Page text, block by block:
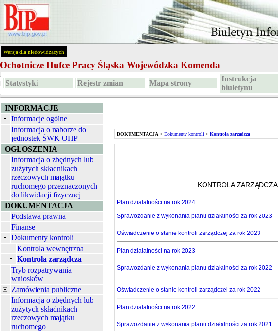
Wersja dla niedowidzących
Ochotnicze Hufce Pracy Śląska Wojewódzka Komenda
Statystyki Rejestr zmian Mapa strony
Instrukcja
biuletynu
INFORMACJE
Informacje ogólne
Informacja o naborze do
jednostek ŚWK OHP
OGŁOSZENIA
Informacja o zbędnych lub
zużytych składnikach
rzeczowych majątku
ruchomego przeznaczonych
do likwidacji fizycznej
DOKUMENTACJA
Podstawa prawna
Finanse
Dokumenty kontroli
Kontrola wewnętrzna
Kontrola zarządcza
Tryb rozpatrywania
wniosków
Zamówienia publiczne
Informacja o zbędnych lub
zużytych składnikach
rzeczowych majątku
ruchomego
DOKUMENTACJA > Dokumenty kontroli > Kontrola zarządcza
KONTROLA ZARZĄDCZA
Plan działalności na rok 2024
Sprawozdanie z wykonania planu działalności za rok 2023
Oświadczenie o stanie kontroli zarządczej za rok 2023
Plan działalności na rok 2023
Sprawozdanie z wykonania planu działalności za rok 2022
Oświadczenie o stanie kontroli zarządczej za rok 2022
Plan działalności na rok 2022
Sprawozdanie z wykonania planu działalności za rok 2021